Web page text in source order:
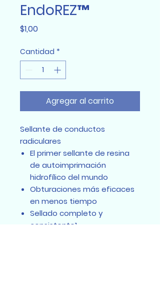
EndoREZ™
$1,00Precio
Cantidad *
Agregar al carrito
Sellante de conductos
radiculares
El primer sellante de resina
de autoimprimación
hidrofílico del mundo
Obturaciones más eficaces
en menos tiempo
Sellado completo y
consistente1